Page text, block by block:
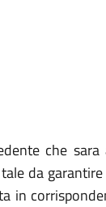
che
da
in